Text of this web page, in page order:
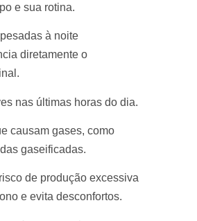
e sua rotina.
à noite
diretamente o
nas últimas horas do dia.
causam gases, como
gaseificadas.
de produção excessiva
e evita desconfortos.